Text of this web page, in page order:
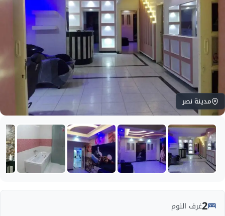
مدينة نصر
2غرف النوم